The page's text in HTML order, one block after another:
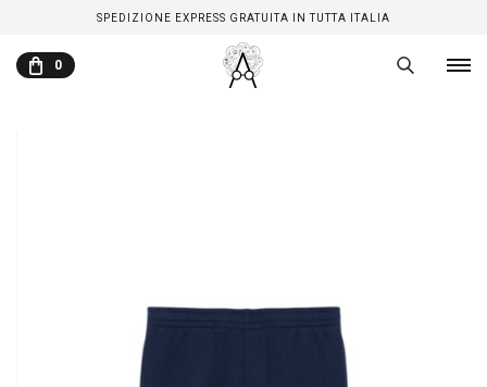
SPEDIZIONE EXPRESS GRATUITA IN TUTTA ITALIA
0